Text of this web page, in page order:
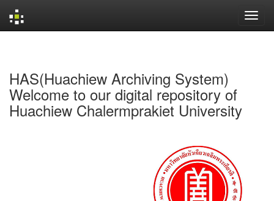
HAS(Huachiew Archiving System)
Welcome to our digital repository of
Huachiew Chalermprakiet University